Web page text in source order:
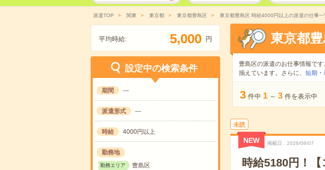
派遣TOP 関東 東京都 東京都豊島区 東京都豊島区 時給4000円以上の派遣の仕事一
平均時給: 5,000 円
設定中の検索条件
期間 ---
派遣形式 ---
時給 4000円以上
勤務地
勤務エリア 豊島区
東京都
豊島区の派遣のお仕事情報です
揃えています。さらに、 短期 ・
3 件中 1 ～ 3 件を表示中
未読
NEW 掲載日 2026/08/07
時給5180円！